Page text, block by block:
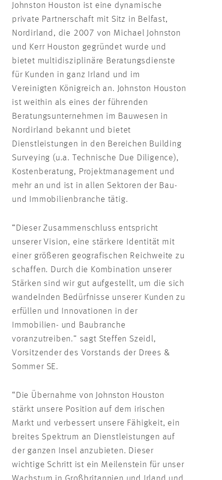
Johnston Houston ist eine dynamische
private Partnerschaft mit Sitz in Belfast,
Nordirland, die 2007 von Michael Johnston
und Kerr Houston gegründet wurde und
bietet multidisziplinäre Beratungsdienste
für Kunden in ganz Irland und im
Vereinigten Königreich an. Johnston Houston
ist weithin als eines der führenden
Beratungsunternehmen im Bauwesen in
Nordirland bekannt und bietet
Dienstleistungen in den Bereichen Building
Surveying (u.a. Technische Due Diligence),
Kostenberatung, Projektmanagement und
mehr an und ist in allen Sektoren der Bau-
und Immobilienbranche tätig.
“Dieser Zusammenschluss entspricht
unserer Vision, eine stärkere Identität mit
einer größeren geografischen Reichweite zu
schaffen. Durch die Kombination unserer
Stärken sind wir gut aufgestellt, um die sich
wandelnden Bedürfnisse unserer Kunden zu
erfüllen und Innovationen in der
Immobilien- und Baubranche
voranzutreiben.” sagt Steffen Szeidl,
Vorsitzender des Vorstands der Drees &
Sommer SE.
“Die Übernahme von Johnston Houston
stärkt unsere Position auf dem irischen
Markt und verbessert unsere Fähigkeit, ein
breites Spektrum an Dienstleistungen auf
der ganzen Insel anzubieten. Dieser
wichtige Schritt ist ein Meilenstein für unser